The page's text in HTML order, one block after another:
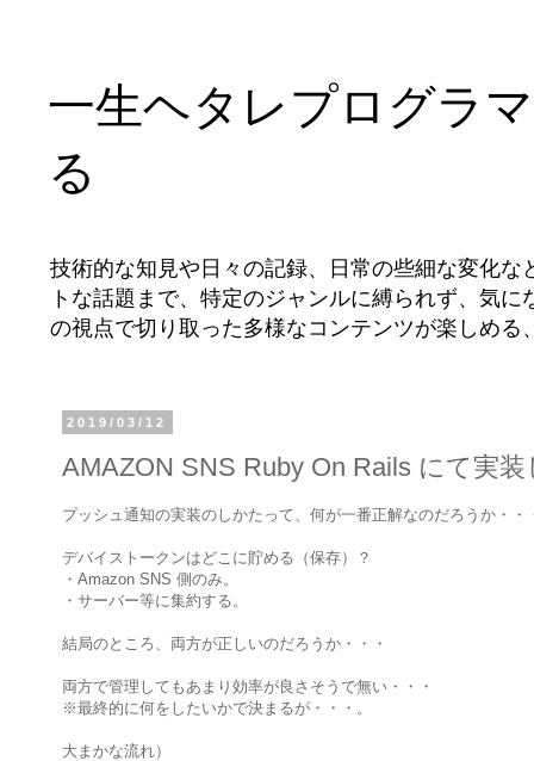
一生ヘタレプログラ
る
技術的な知見や日々の記録、日常の些細な変化
トな話題まで、特定のジャンルに縛られず、気
の視点で切り取った多様なコンテンツが楽しめ
2019/03/12
AMAZON SNS Ruby On Rails にて実
プッシュ通知の実装のしかたって、何が一番正解なのだろうか・・
デバイストークンはどこに貯める（保存）？
・Amazon SNS 側のみ。
・サーバー等に集約する。
結局のところ、両方が正しいのだろうか・・・
両方で管理してもあまり効率が良さそうで無い・・・
※最終的に何をしたいかで決まるが・・・。
大まかな流れ）